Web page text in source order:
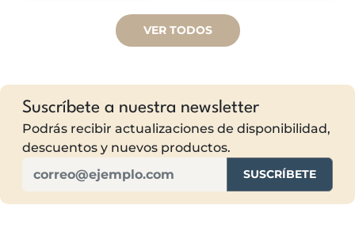
VER TODOS
Suscríbete a nuestra newsletter
Podrás recibir actualizaciones de disponibilidad,
descuentos y nuevos productos.
SUSCRÍBETE